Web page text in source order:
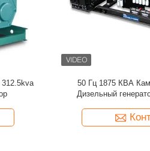
50 Гц
Сверхтихий генератор
Genset 4